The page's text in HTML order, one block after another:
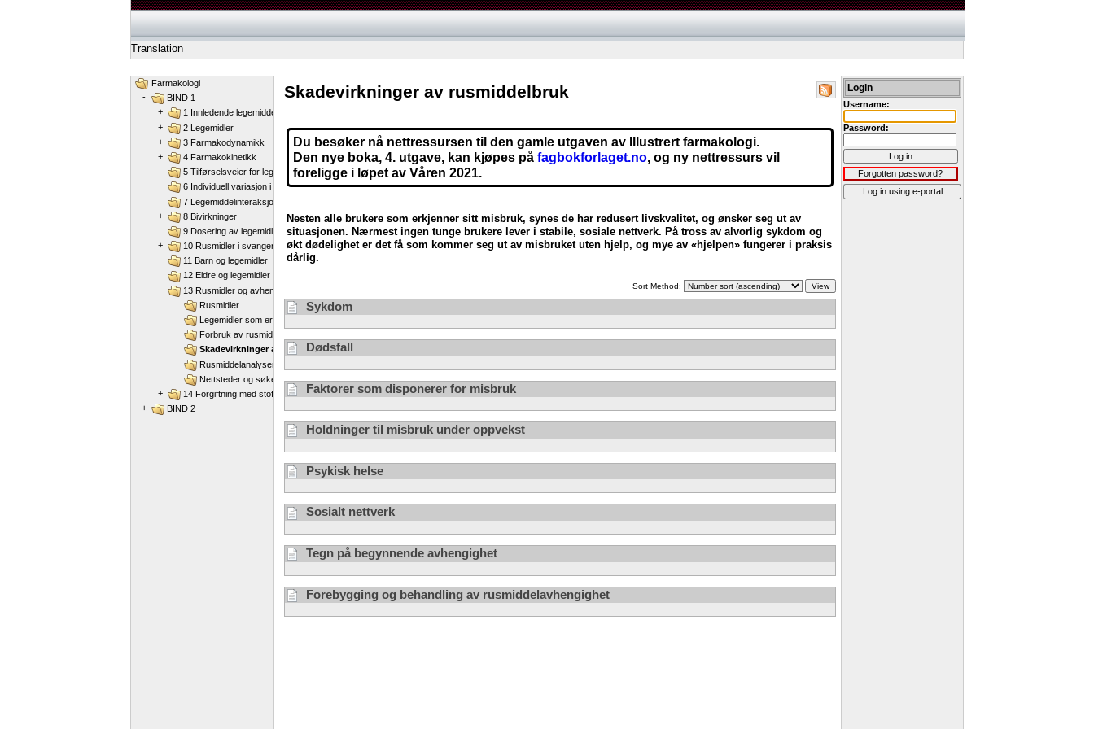
Translation
Skadevirkninger av rusmiddelbruk
Du besøker nå nettressursen til den gamle utgaven av Illustrert farmakologi.
Den nye boka, 4. utgave, kan kjøpes på fagbokforlaget.no, og ny nettressurs vil
foreligge i løpet av Våren 2021.
Nesten alle brukere som erkjenner sitt misbruk, synes de har redusert livskvalitet, og ønsker seg ut av
situasjonen. Nærmest ingen tunge brukere lever i stabile, sosiale nettverk. På tross av alvorlig sykdom og
økt dødelighet er det få som kommer seg ut av misbruket uten hjelp, og mye av «hjelpen» fungerer i praksis
dårlig.
Sort Method: View
Sykdom
Dødsfall
Faktorer som disponerer for misbruk
Holdninger til misbruk under oppvekst
Psykisk helse
Sosialt nettverk
Tegn på begynnende avhengighet
Forebygging og behandling av rusmiddelavhengighet
Farmakologi
-
BIND 1
+
1 Innledende legemiddellære
+
2 Legemidler
+
3 Farmakodynamikk
+
4 Farmakokinetikk
5 Tilførselsveier for legemidler og legemiddelformer
6 Individuell variasjon i legemiddelrespons
7 Legemiddelinteraksjoner
+
8 Bivirkninger
9 Dosering av legemidler
+
10 Rusmidler i svangerskap og ammeperiode
11 Barn og legemidler
12 Eldre og legemidler
-
13 Rusmidler og avhengighet
Rusmidler
Legemidler som er potensielle rusmidler
Forbruk av rusmidler
Skadevirkninger av rusmiddelbruk
Rusmiddelanalyser
Nettsteder og søketermer
+
14 Forgiftning med stoffer som inntas gjennom munnen
+
BIND 2
Login
Username:
Password:
Log in
Forgotten password?
Log in using e-portal